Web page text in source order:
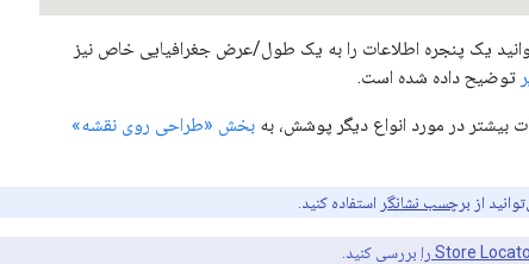
یک پنجره اطلاعات را به یک طول/عرض جغرافیایی خاص نیز
توضیح داده شده است.
بیشتر در مورد انواع دیگر پوشش، به بخش «طراحی روی نقشه»
از برچسب نشانگر استفاده کنید.
بررسی کنید.